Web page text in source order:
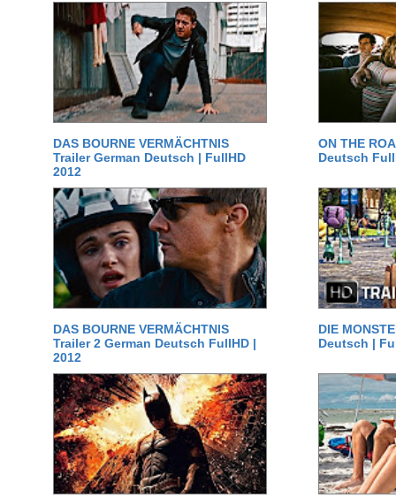
DAS BOURNE VERMÄCHTNIS
Trailer German Deutsch | FullHD
2012
ON THE
Deutsch
DAS BOURNE VERMÄCHTNIS
Trailer 2 German Deutsch FullHD |
2012
DIE
Deutsch |